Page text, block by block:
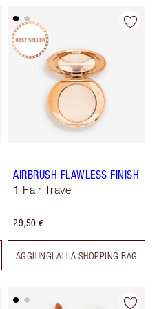
AIRBRUSH FLAWLESS FINISH
1 Fair Travel
29,50 €
AGGIUNGI ALLA SHOPPING BAG